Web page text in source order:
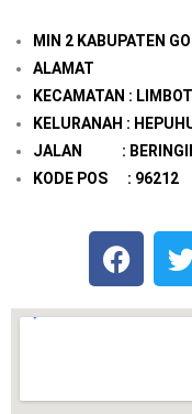
MIN 2 KABUPATEN
ALAMAT
KECAMATAN :
KELURANAH :
JALAN : BERINGIN
KODE POS : 96212